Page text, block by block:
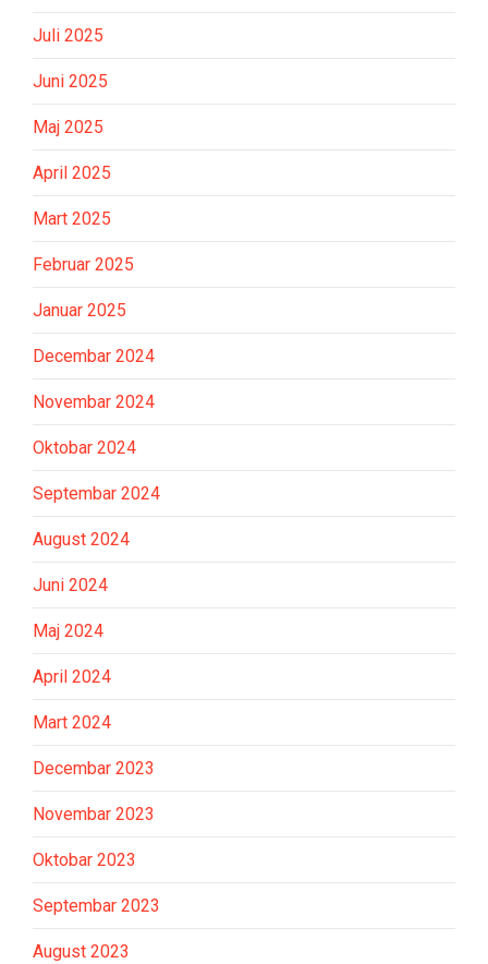
Juli 2025
Juni 2025
Maj 2025
April 2025
Mart 2025
Februar 2025
Januar 2025
Decembar 2024
Novembar 2024
Oktobar 2024
Septembar 2024
August 2024
Juni 2024
Maj 2024
April 2024
Mart 2024
Decembar 2023
Novembar 2023
Oktobar 2023
Septembar 2023
August 2023